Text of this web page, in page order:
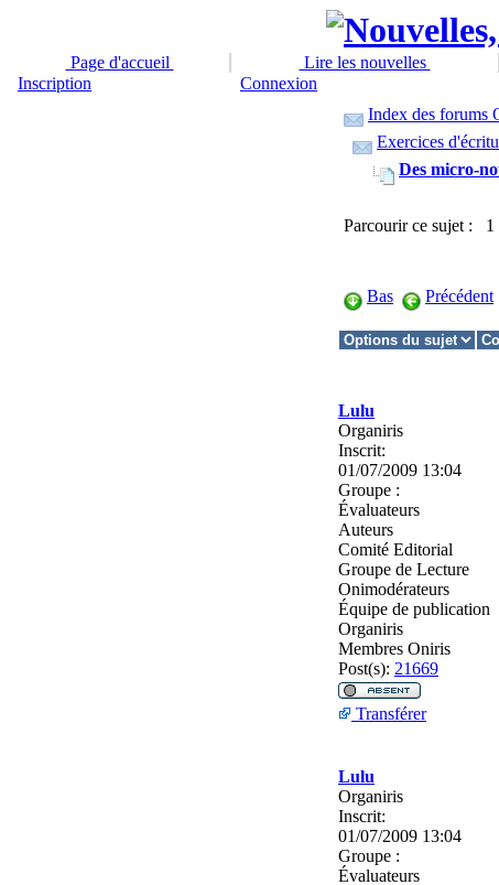
Page d'accueil Lire les nouvelles
Inscription
Connexion
Index des forums
Exercices
Des micro-
Parcourir ce sujet : 1
Bas Précédent
Lulu
Organiris
Inscrit:
01/07/2009 13:04
Groupe :
Évaluateurs
Auteurs
Comité Editorial
Groupe de Lecture
Onimodérateurs
Équipe de publication
Organiris
Membres Oniris
Post(s): 21669
Transférer
Lulu
Organiris
Inscrit:
01/07/2009 13:04
Groupe :
Évaluateurs